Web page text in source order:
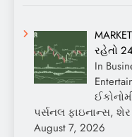
રહેતો
In
પર્સનલ ફાઇનાન્સ,
August 7, 2026